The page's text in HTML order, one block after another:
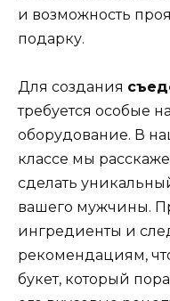
и возможность
подарку.
Для создания
требуется особые
оборудование. В
классе мы
сделать
вашего мужчины.
ингредиенты и
рекомендациям,
букет, который